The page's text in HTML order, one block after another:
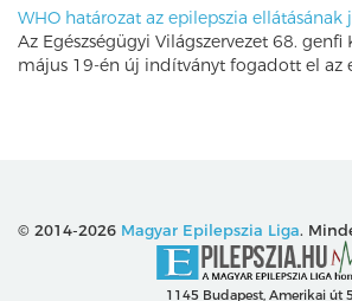
WHO határozat az epilepszia ellátásának
Az Egészségügyi Világszervezet 68. genfi
május 19-én új indítványt fogadott el az
© 2014-2026 Magyar Epilepszia Liga.
1145 Budapest, Amerikai út